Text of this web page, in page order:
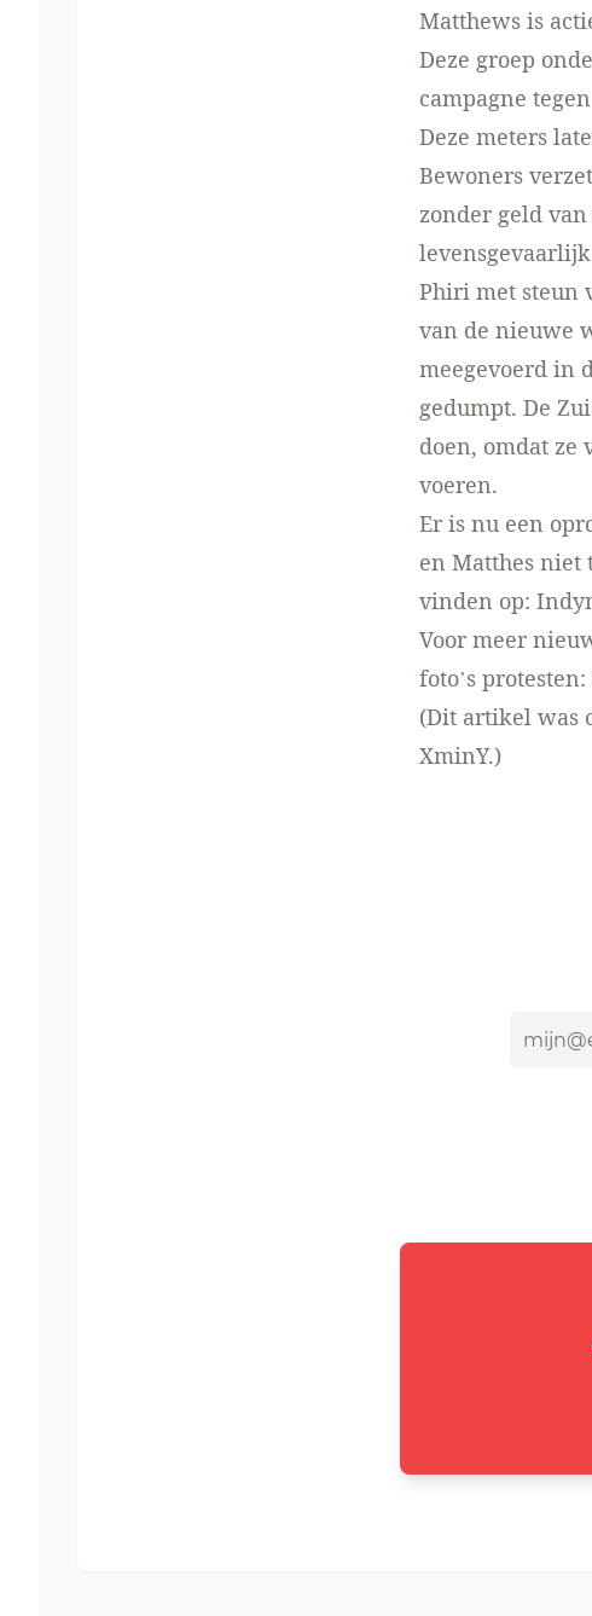
Matthews is
Deze groep
campagne
Deze meters
Bewoners
zonder geld
Phiri met steun
van de nieuwe
meegevoerd in
gedumpt. De
doen, omdat ze
voeren.
Er is nu een
en Matthes niet
vinden op:
Voor meer
foto’s protesten:
(Dit artikel was
XminY.)